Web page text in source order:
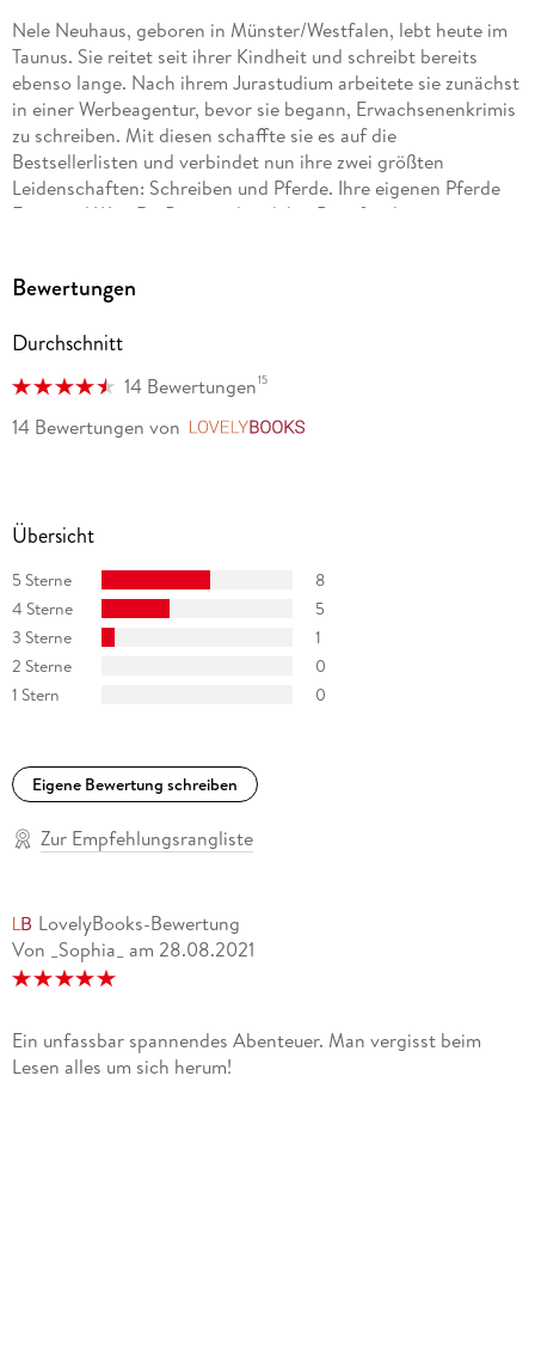
Nele Neuhaus, geboren in Münster/Westfalen, lebt heute im
Taunus. Sie reitet seit ihrer Kindheit und schreibt bereits
ebenso lange. Nach ihrem Jurastudium arbeitete sie zunächst
in einer Werbeagentur, bevor sie begann, Erwachsenenkrimis
zu schreiben. Mit diesen schaffte sie es auf die
Bestsellerlisten und verbindet nun ihre zwei größten
Leidenschaften: Schreiben und Pferde. Ihre eigenen Pferde
Fritzi und Won Da Pie standen dabei Pate für die
Bewertungen
Durchschnitt
14 Bewertungen15
14 Bewertungen von
Übersicht
5 Sterne
8
4 Sterne
5
3 Sterne
1
2 Sterne
0
1 Stern
0
Eigene Bewertung schreiben
Zur Empfehlungsrangliste
LovelyBooks-Bewertung
Von _Sophia_ am 28.08.2021
Ein unfassbar spannendes Abenteuer. Man vergisst beim
Lesen alles um sich herum!